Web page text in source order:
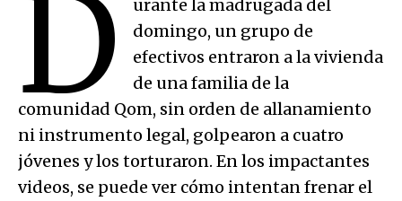
D
urante la madrugada del
domingo, un grupo de
efectivos entraron a la vivienda
de una familia de la
comunidad Qom, sin orden de allanamiento
ni instrumento legal, golpearon a cuatro
jóvenes y los torturaron. En los impactantes
videos, se puede ver cómo intentan frenar el